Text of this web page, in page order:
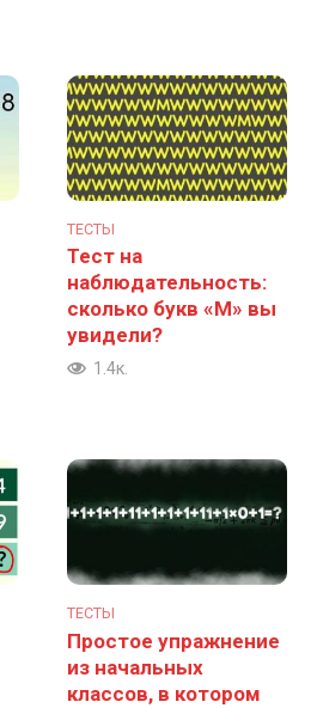
ТЕСТЫ
Тест на
наблюдательность:
сколько букв «М» вы
увидели?
1.4к.
ТЕСТЫ
Простое упражнение
из начальных
классов, в котором